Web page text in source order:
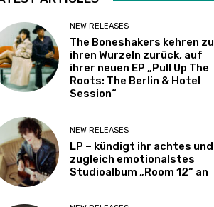
NEW RELEASES
The Boneshakers kehren zu
ihren Wurzeln zurück, auf
ihrer neuen EP „Pull Up The
Roots: The Berlin & Hotel
Session“
NEW RELEASES
LP – kündigt ihr achtes und
zugleich emotionalstes
Studioalbum „Room 12“ an